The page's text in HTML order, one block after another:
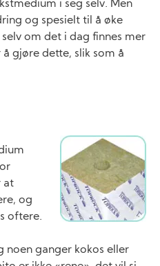
i seg selv. Men
og spesielt til å øke
om det i dag finnes mer
gjøre dette, slik som å
Image
at
og
oftere.
noen ganger kokos eller